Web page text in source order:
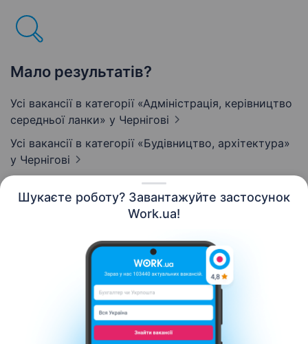
Шукаєте роботу? Завантажуйте застосунок
Work.ua!
Мало результатів?
Усі вакансії в категорії «Адмiнiстрацiя, керівництво
середньої ланки» у Чернігові
Усі вакансії в категорії «Будівництво, архітектура»
у Чернігові